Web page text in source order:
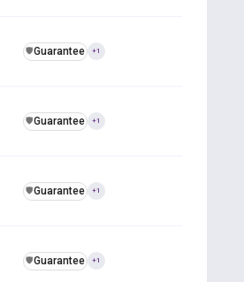
️🛡️Guarantee +1
️🛡️Guarantee +1
️🛡️Guarantee +1
️🛡️Guarantee +1